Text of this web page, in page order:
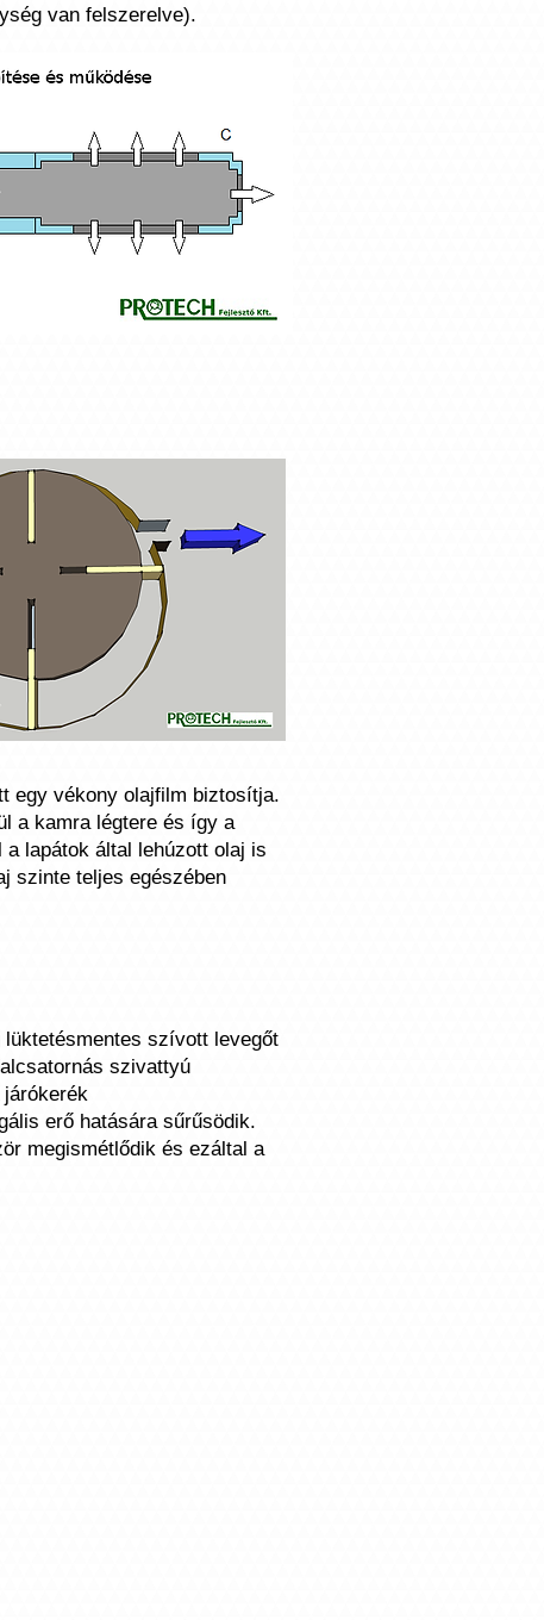
van felszerelve).
egy vékony olajfilm biztosítja.
a kamra légtere és így a
lapátok által lehúzott olaj is
szinte teljes egészében
szívott levegőt
szivattyú
erő hatására sűrűsödik.
megismétlődik és ezáltal a